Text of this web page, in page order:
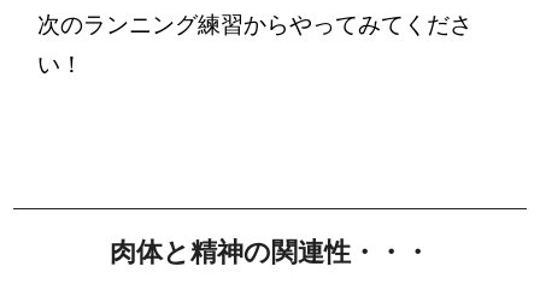
次のランニング練習からやってみてくださ
い！
肉体と精神の関連性・・・